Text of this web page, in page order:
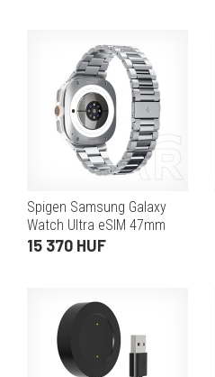
Spigen Samsung Galaxy
Watch Ultra eSIM 47mm
(SM-L705) modern fit
15 370 HUF